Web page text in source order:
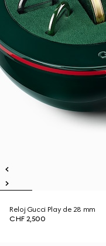
Reloj Gucci Play de 28 mm
CHF 2,500